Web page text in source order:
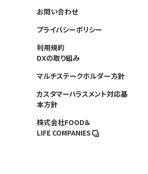
お問い合わせ
プライバシーポリシー
利用規約
DXの取り組み
マルチステークホルダー方針
カスタマーハラスメント対応基
本方針
株式会社FOOD＆
LIFE COMPANIES